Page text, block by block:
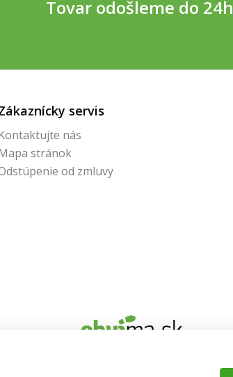
Tovar odošleme do 24h
servis
nás
stránok
od zmluvy